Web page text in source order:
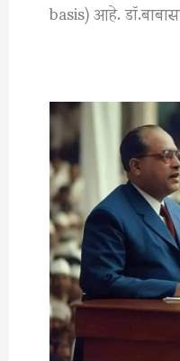
basis) आहे.